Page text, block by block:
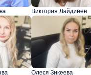
Виктория Лайдинен
Олеся Зикеева